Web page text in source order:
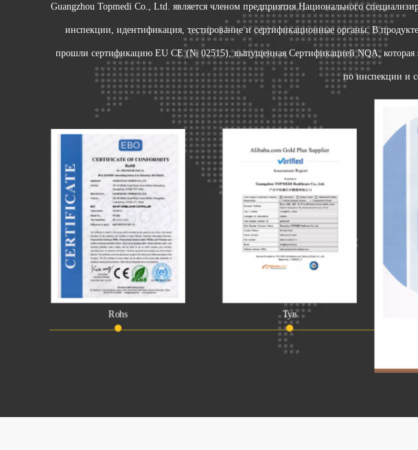
Guangzhou Topmedi Co., Ltd. является членом предприятия Национального
инспекции, идентификация, тестирование и сертификационные органы. В
прошли сертификацию EU CE (№ 02515), выпущенная Сертификацией NQA, которая
по инспекции и
Rohs Тув